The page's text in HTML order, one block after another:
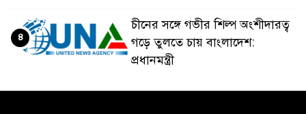
চীনের সঙ্গে গভীর শিল্প অংশীদারত্ব
গড়ে তুলতে চায় বাংলাদেশ:
প্রধানমন্ত্রী
৪